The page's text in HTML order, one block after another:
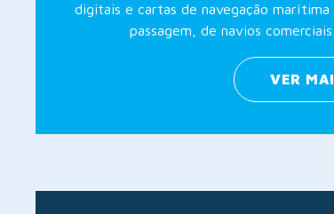
digitais e cartas de navegação
passagem, de navios
VER